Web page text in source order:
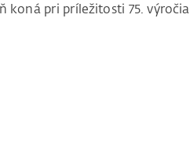
koná pri príležitosti 75. výročia